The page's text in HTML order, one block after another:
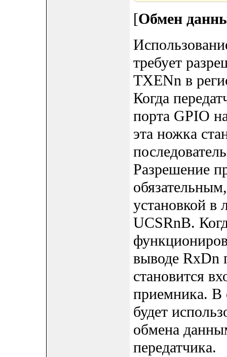
[Обмен
требует
TXENn в
Когда
порта GPIO
эта ножка
Разрешение
установкой в
UCSRnB.
выводе RxDn
становится
приемника. В
будет
обмена
передатчика.